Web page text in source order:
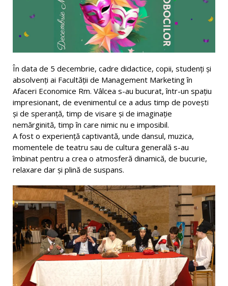
În data de 5 decembrie, cadre didactice, copii, studenți și
absolvenți ai Facultății de Management Marketing în
Afaceri Economice Rm. Vâlcea s-au bucurat, într-un spațiu
impresionant, de evenimentul ce a adus timp de povești
și de speranță, timp de visare și de imaginație
nemărginită, timp în care nimic nu e imposibil.
A fost o experiență captivantă, unde dansul, muzica,
momentele de teatru sau de cultura generală s-au
îmbinat pentru a crea o atmosferă dinamică, de bucurie,
relaxare dar și plină de suspans.